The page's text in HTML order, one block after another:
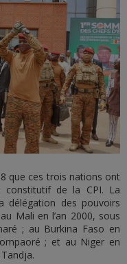
que ces trois nations ont
constitutif de la CPI. La
délégation des pouvoirs
Mali en l’an 2000, sous
; au Burkina Faso en
; et au Niger en